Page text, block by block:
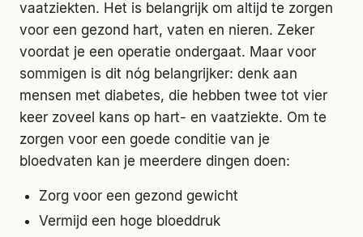
vaatziekten. Het is belangrijk om altijd te zorgen
voor een gezond hart, vaten en nieren. Zeker
voordat je een operatie ondergaat. Maar voor
sommigen is dit nóg belangrijker: denk aan
mensen met diabetes, die hebben twee tot vier
keer zoveel kans op hart- en vaatziekte. Om te
zorgen voor een goede conditie van je
bloedvaten kan je meerdere dingen doen:
Zorg voor een gezond gewicht
Vermijd een hoge bloeddruk